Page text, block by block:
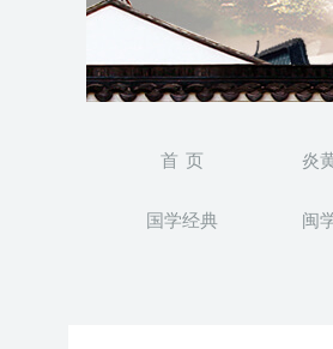
首 页 炎
国学经典 闽